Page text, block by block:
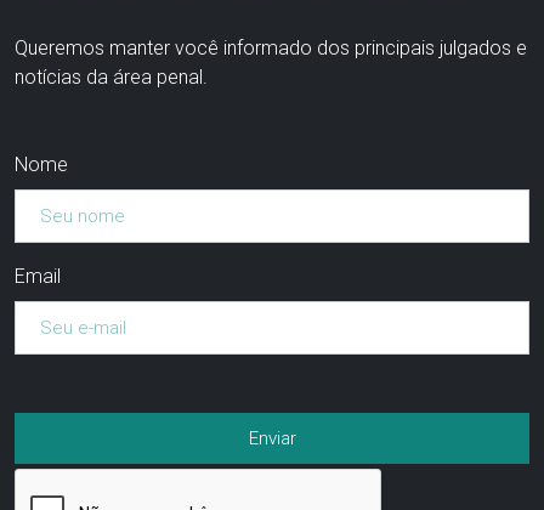
Queremos manter você informado dos principais julgados e
notícias da área penal.
Nome
Email